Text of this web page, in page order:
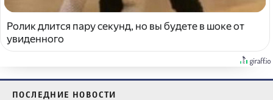
Ролик длится пару секунд, но вы будете в шоке от
увиденного
ПОСЛЕДНИЕ НОВОСТИ